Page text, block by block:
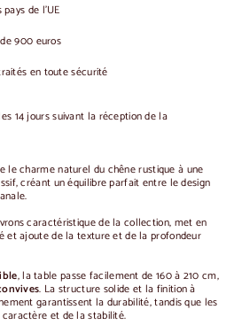
de l'UE
900 euros
en toute sécurité
14 jours suivant la réception de la
le charme naturel du chêne rustique à une
créant un équilibre parfait entre le design
caractéristique de la collection, met en
et ajoute de la texture et de la profondeur
, la table passe facilement de 160 à 210 cm,
. La structure solide et la finition à
garantissent la durabilité, tandis que les
et de la stabilité.